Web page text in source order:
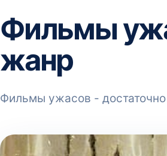
Фильмы
жанр
Фильмы ужасов -